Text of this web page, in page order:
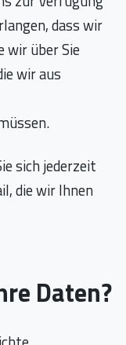
dass wir
wir über Sie
wir aus
sich jederzeit
die wir Ihnen
Daten?